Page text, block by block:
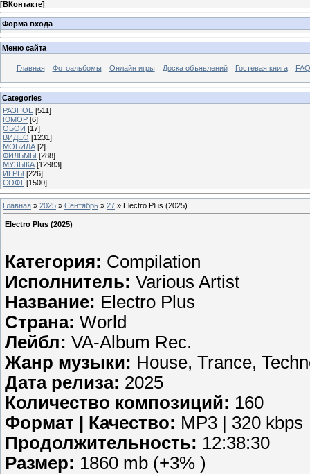
[ВКонтакте]
Форма входа
Меню сайта
Главная Фотоальбомы Онлайн игры Доска объявлений Гостевая книга
Categories
РАЗНОЕ [511]
ЮМОР [6]
ОБОИ [17]
ВИДЕО [1231]
МОБИЛА [2]
ФИЛЬМЫ [288]
МУЗЫКА [12983]
ИГРЫ [226]
СОФТ [1500]
Главная » 2025 » Сентябрь » 27 » Electro Plus (2025)
Electro Plus (2025)
Категория: Compilation
Исполнитель: Various Artist
Название: Electro Plus
Страна: World
Лейбл: VA-Album Rec.
Жанр музыки: House, Trance,
Дата релиза: 2025
Количество композиций: 160
Формат | Качество: MP3 | 320 kbps
Продолжительность: 12:38:30
Размер: 1860 mb (+3% )